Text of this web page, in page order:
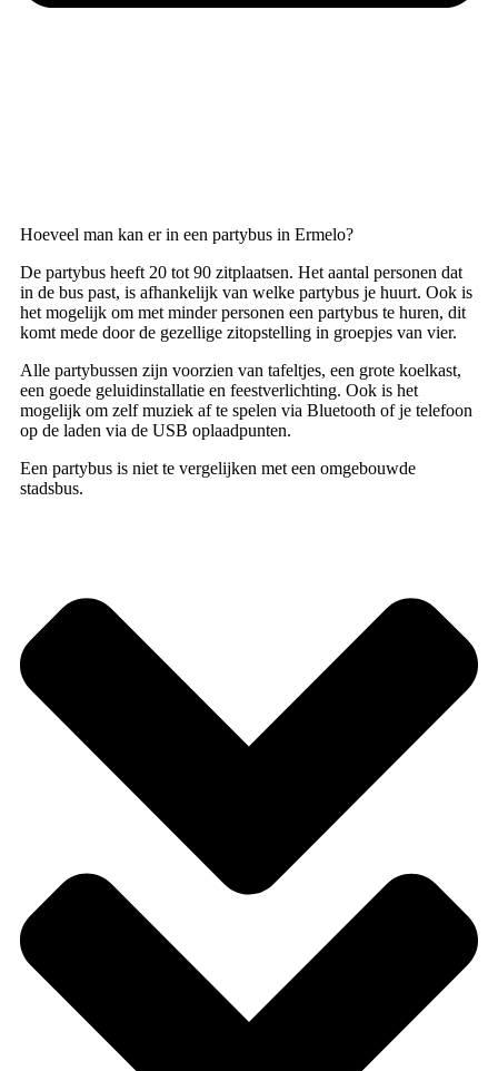
Hoeveel man kan er in een partybus in Ermelo?
De partybus heeft 20 tot 90 zitplaatsen. Het aantal personen dat
in de bus past, is afhankelijk van welke partybus je huurt. Ook is
het mogelijk om met minder personen een partybus te huren, dit
komt mede door de gezellige zitopstelling in groepjes van vier.
Alle partybussen zijn voorzien van tafeltjes, een grote koelkast,
een goede geluidinstallatie en feestverlichting. Ook is het
mogelijk om zelf muziek af te spelen via Bluetooth of je telefoon
op de laden via de USB oplaadpunten.
Een partybus is niet te vergelijken met een omgebouwde
stadsbus.